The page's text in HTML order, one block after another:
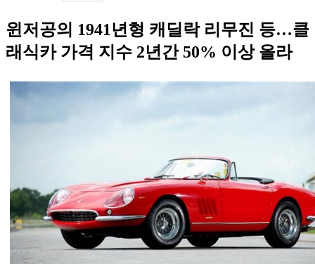
윈저공의 1941년형 캐딜락 리무진 등…클
래식카 가격 지수 2년간 50% 이상 올라